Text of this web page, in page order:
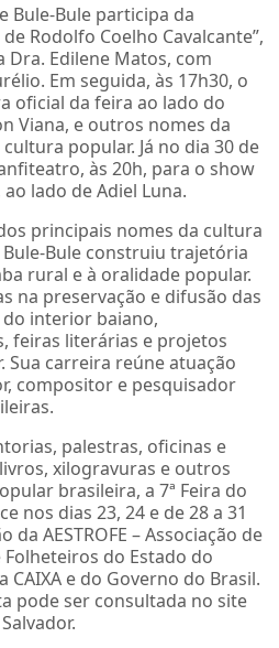
Bule-Bule participa da
Rodolfo Coelho Cavalcante”,
Edilene Matos, com
Em seguida, às 17h30, o
oficial da feira ao lado do
Viana, e outros nomes da
popular. Já no dia 30 de
às 20h, para o show
ao lado de Adiel Luna.
principais nomes da cultura
Bule construiu trajetória
rural e à oralidade popular.
na preservação e difusão das
interior baiano,
feiras literárias e projetos
Sua carreira reúne atuação
compositor e pesquisador
palestras, oficinas e
xilogravuras e outros
brasileira, a 7ª Feira do
nos dias 23, 24 e de 28 a 31
AESTROFE – Associação de
do Estado do
CAIXA e do Governo do Brasil.
pode ser consultada no site